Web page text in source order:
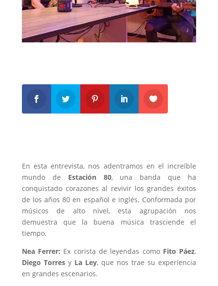
En esta entrevista, nos adentramos en el increíble
mundo de Estación 80, una banda que ha
conquistado corazones al revivir los grandes éxitos
de los años 80 en español e inglés. Conformada por
músicos de alto nivel, esta agrupación nos
demuestra que la buena música trasciende el
tiempo.
Nea Ferrer: Ex corista de leyendas como Fito Páez,
Diego Torresy La Ley, que nos trae su experiencia
en grandes escenarios.